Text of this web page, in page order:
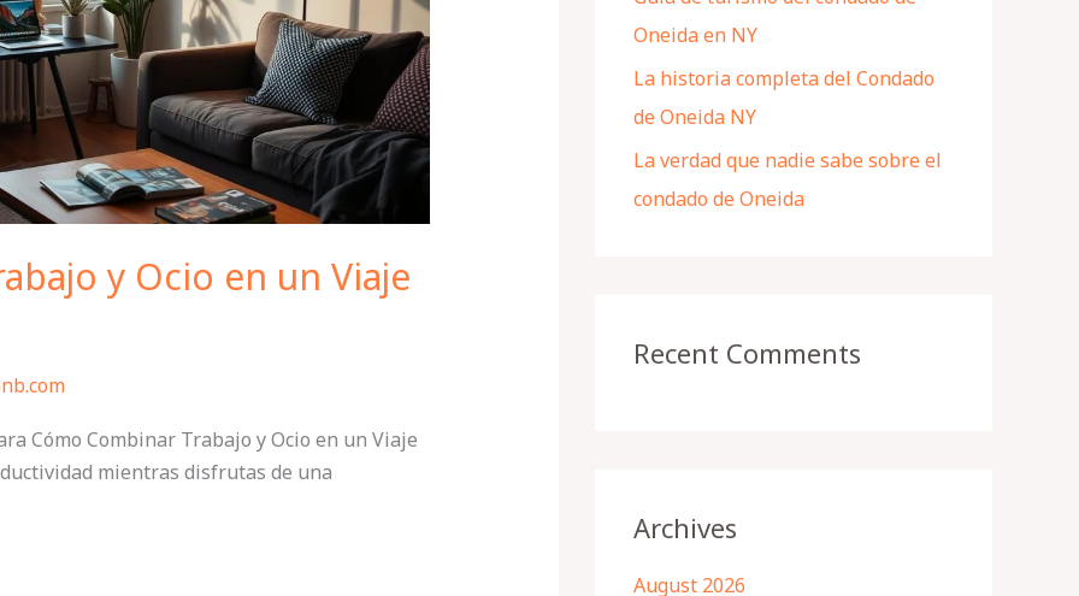
y Ocio en un Viaje
Cómo Combinar Trabajo y Ocio en un Viaje
mientras disfrutas de una
Oneida en NY
La historia completa del Condado
de Oneida NY
La verdad que nadie sabe sobre el
condado de Oneida
Recent Comments
Archives
August 2026